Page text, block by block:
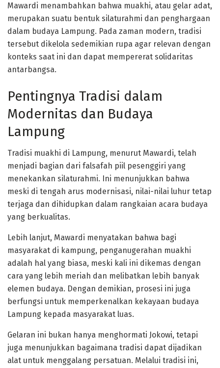
Mawardi menambahkan bahwa muakhi, atau gelar adat,
merupakan suatu bentuk silaturahmi dan penghargaan
dalam budaya Lampung. Pada zaman modern, tradisi
tersebut dikelola sedemikian rupa agar relevan dengan
konteks saat ini dan dapat mempererat solidaritas
antarbangsa.
Pentingnya Tradisi dalam
Modernitas dan Budaya
Lampung
Tradisi muakhi di Lampung, menurut Mawardi, telah
menjadi bagian dari falsafah piil pesenggiri yang
menekankan silaturahmi. Ini menunjukkan bahwa
meski di tengah arus modernisasi, nilai-nilai luhur tetap
terjaga dan dihidupkan dalam rangkaian acara budaya
yang berkualitas.
Lebih lanjut, Mawardi menyatakan bahwa bagi
masyarakat di kampung, penganugerahan muakhi
adalah hal yang biasa, meski kali ini dikemas dengan
cara yang lebih meriah dan melibatkan lebih banyak
elemen budaya. Dengan demikian, prosesi ini juga
berfungsi untuk memperkenalkan kekayaan budaya
Lampung kepada masyarakat luas.
Gelaran ini bukan hanya menghormati Jokowi, tetapi
juga menunjukkan bagaimana tradisi dapat dijadikan
alat untuk menggalang persatuan. Melalui tradisi ini,